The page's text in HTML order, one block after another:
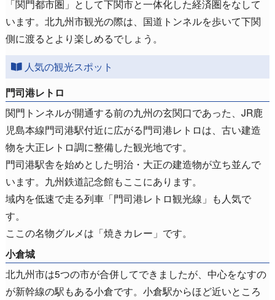
「関門都市圏」として下関市と一体化した経済圏をなして
います。北九州市観光の際は、国道トンネルを歩いて下関
側に渡るとより楽しめるでしょう。
人気の観光スポット
門司港レトロ
関門トンネルが開通する前の九州の玄関口であった、JR鹿
児島本線門司港駅付近に広がる門司港レトロは、古い建造
物を大正レトロ調に整備した観光地です。
門司港駅舎を始めとした明治・大正の建造物が立ち並んで
います。九州鉄道記念館もここにあります。
域内を低速で走る列車「門司港レトロ観光線」も人気で
す。
ここの名物グルメは「焼きカレー」です。
小倉城
北九州市は5つの市が合併してできましたが、中心をなすの
が新幹線の駅もある小倉です。小倉駅からほど近いところ